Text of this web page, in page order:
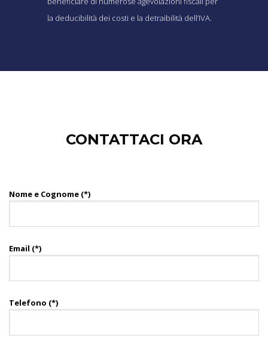
la deducibilità dei costi e la detraibilità dell’IVA.
CONTATTACI ORA
Nome e Cognome (*)
Email (*)
Telefono (*)